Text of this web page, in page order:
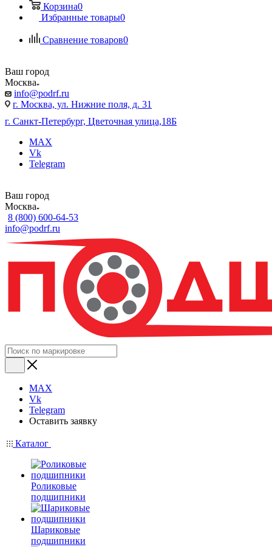
Корзина0
Избранные товары0
Сравнение товаров0
Ваш город
Москва
info@podrf.ru
г. Москва, ул. Нижние поля, д. 31
г. Санкт-Петербург, Цветочная улица,18Б
MAX
Vk
Telegram
Ваш город
Москва
8 (800) 600-64-53
info@podrf.ru
MAX
Vk
Telegram
Оставить заявку
Каталог
Роликовые
подшипники
Шариковые
подшипники